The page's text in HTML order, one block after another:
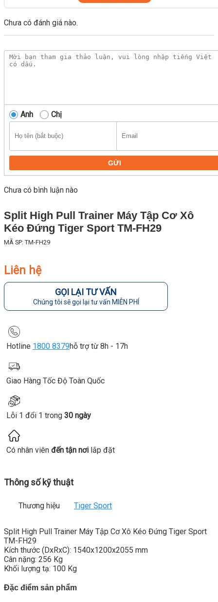
Chưa có đánh giá nào.
Anh Chị
GỬI
Chưa có bình luận nào
Split High Pull Trainer Máy Tập Cơ Xô
Kéo Đứng Tiger Sport TM-FH29
MÃ SP: TM-FH29
Liên hệ
GỌI LẠI TƯ VẤN
Chúng tôi sẽ gọi lại tư vấn MIỄN PHÍ
Hotline 1800 8379hỗ trợ từ 8h - 17h
Giao Hàng Tốc Độ Toàn Quốc
Lỗi 1 đổi 1 trong 30 ngày
Có nhân viên đến tận nơi lắp đặt
Thông số kỹ thuật
Thương hiệu Tiger Sport
Split High Pull Trainer Máy Tập Cơ Xô Kéo Đứng Tiger Sport
TM-FH29
Kích thước (DxRxC): 1540x1200x2055 mm
Cân nặng: 256 Kg
Khối lượng tạ: 100 Kg
Đặc điểm sản phẩm